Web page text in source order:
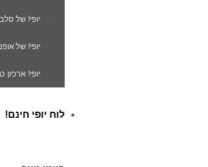
יופי! של
יופי! של
יופי! ארכיון
לוח יופי חינם!